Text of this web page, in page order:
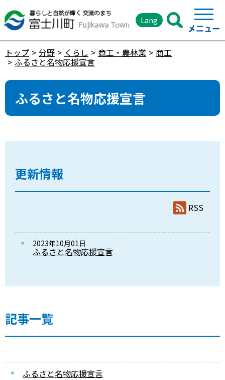
Lang
トップ 分野 くらし 商工・農林業 商工
ふるさと名物応援宣言
ふるさと名物応援宣言
更新情報
RSS
2023年10月01日
ふるさと名物応援宣言
記事一覧
ふるさと名物応援宣言